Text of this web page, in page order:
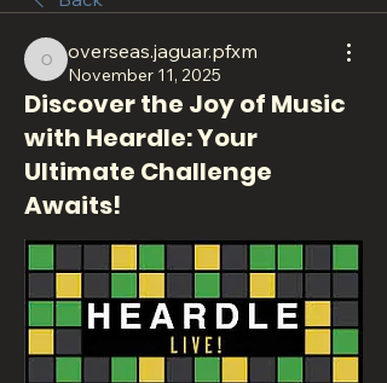
overseas.jaguar.pfxm
overseas.jaguar.pfxm
November 11, 2025
Discover the Joy of Music
with Heardle: Your
Ultimate Challenge
Awaits!